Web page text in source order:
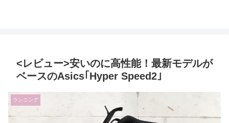
<レビュー>安いのに高性能！最新モデルが
ベースのAsics｢Hyper Speed2｣
ランニング